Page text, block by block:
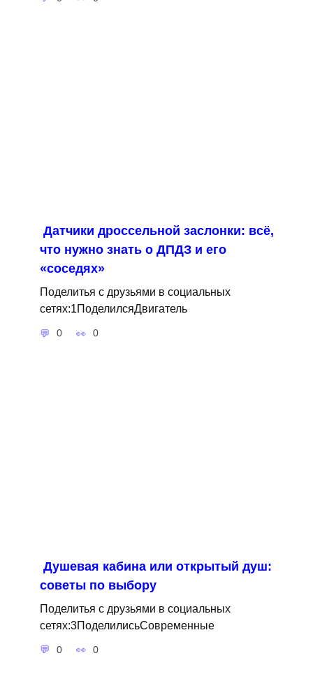
Датчики дроссельной заслонки: всё,
что нужно знать о ДПДЗ и его
«соседях»
Поделитья с друзьями в социальных
сетях:1ПоделилсяДвигатель
0 0
Душевая кабина или открытый душ:
советы по выбору
Поделитья с друзьями в социальных
сетях:3ПоделилисьСовременные
0 0